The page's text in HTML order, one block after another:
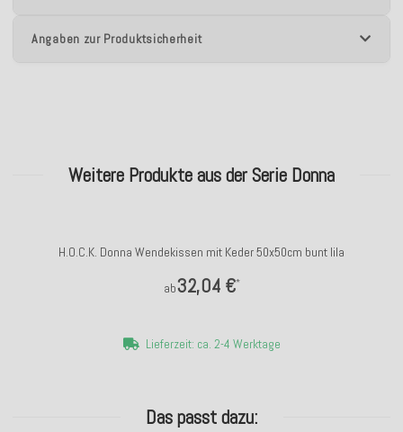
Angaben zur Produktsicherheit
Weitere Produkte aus der Serie Donna
H.O.C.K. Donna Wendekissen mit Keder 50x50cm bunt lila
ab32,04 €*
Lieferzeit: ca. 2-4 Werktage
Das passt dazu: